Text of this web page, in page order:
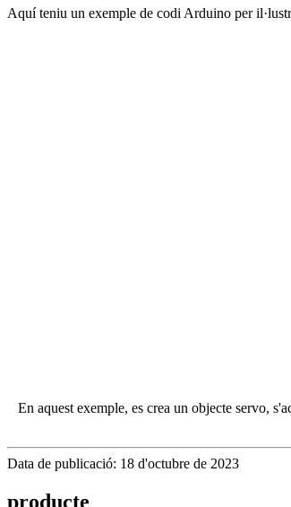
Aquí teniu un exemple de codi Arduino per
En aquest exemple, es crea un objecte servo,
Data de publicació: 18 d'octubre de 2023
producte